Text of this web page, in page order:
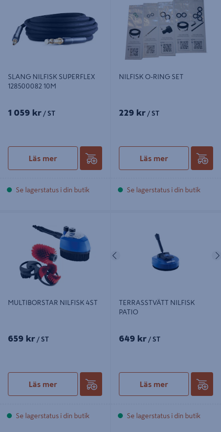
SLANG NILFISK SUPERFLEX
128500082 10M
1 059 kr / ST
Läs mer
Se lagerstatus i din butik
NILFISK O-RING SET
229 kr / ST
Läs mer
Se lagerstatus i din butik
MULTIBORSTAR NILFISK 4ST
659 kr / ST
Läs mer
Se lagerstatus i din butik
Föregående
TERRASSTVÄTT NILFISK
PATIO
649 kr / ST
Läs mer
Se lagerstatus i din butik